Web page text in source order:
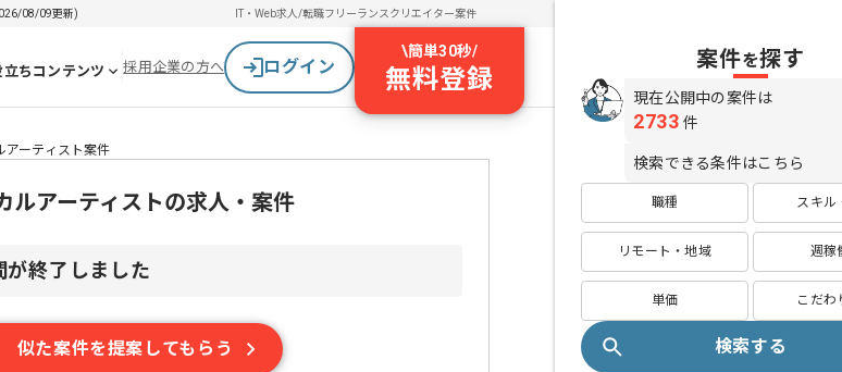
08/09更新) IT・Web求人/転職フリーランスクリエイター案件
立ちコンテンツ 採用企業の方へ ログイン
\簡単30秒/
無料登録
アーティスト案件
ルアーティストの求人・案件
が終了しました
似た案件を提案してもらう
案件を探す
現在公開中の案件は
2733 件
検索できる条件はこちら
職種 スキル
リモート・地域 週稼
単価 こだわ
検索する